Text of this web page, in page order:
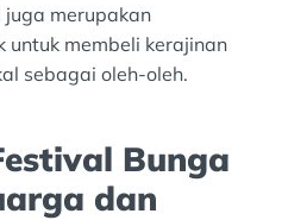
merupakan
untuk membeli kerajinan
sebagai oleh-oleh.
Bunga
dan